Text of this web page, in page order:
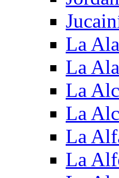
La
La
La
La
La
La